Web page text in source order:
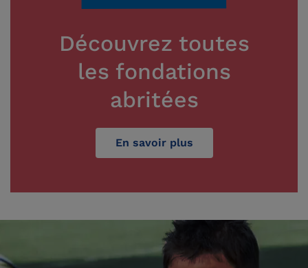
Découvrez toutes
les fondations
abritées
En savoir plus